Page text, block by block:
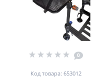
0
Код товара: 653012